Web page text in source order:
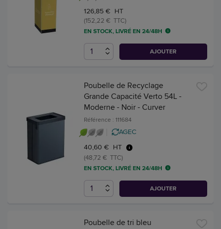
126,85 € HT
(152,22 € TTC)
EN STOCK, LIVRÉ EN 24/48H
AJOUTER
Poubelle de Recyclage
Grande Capacité Verto 54L -
Moderne - Noir - Curver
Référence : 111684
AGEC
40,60 € HT
(48,72 € TTC)
EN STOCK, LIVRÉ EN 24/48H
AJOUTER
Poubelle de tri bleu